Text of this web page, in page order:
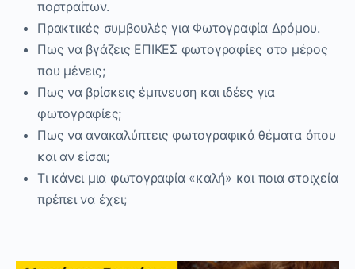
πορτραίτων.
Πρακτικές συμβουλές για Φωτογραφία Δρόμου.
Πως να βγάζεις ΕΠΙΚΕΣ φωτογραφίες στο μέρος
που μένεις;
Πως να βρίσκεις έμπνευση και ιδέες για
φωτογραφίες;
Πως να ανακαλύπτεις φωτογραφικά θέματα όπου
και αν είσαι;
Τι κάνει μια φωτογραφία «καλή» και ποια στοιχεία
πρέπει να έχει;